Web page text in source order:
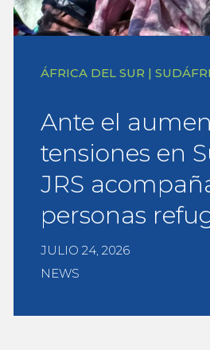
ÁFRICA DEL SUR |
Ante el
tensiones en
JRS
personas
JULIO 24, 2026
NEWS